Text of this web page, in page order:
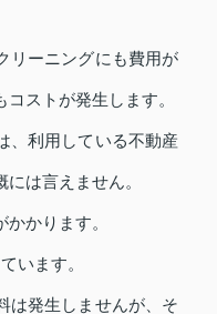
リーニングにも費用が
ストが発生します。
、利用している不動産
は言えません。
かります。
います。
は発生しませんが、そ